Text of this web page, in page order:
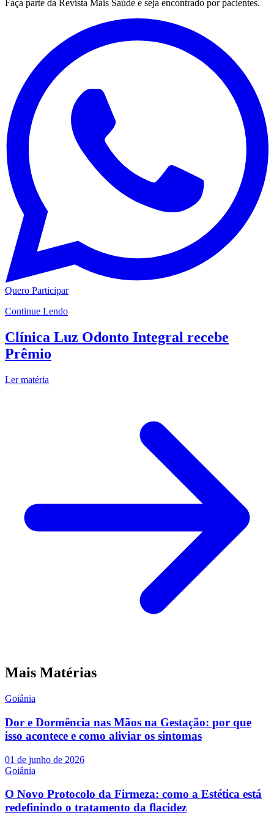
Faça parte da Revista Mais Saúde e seja encontrado por pacientes.
Quero Participar
Continue Lendo
Clínica Luz Odonto Integral recebe
Prêmio
Ler matéria
Mais Matérias
Goiânia
Dor e Dormência nas Mãos na Gestação: por que
isso acontece e como aliviar os sintomas
01 de junho de 2026
Goiânia
O Novo Protocolo da Firmeza: como a Estética está
redefinindo o tratamento da flacidez